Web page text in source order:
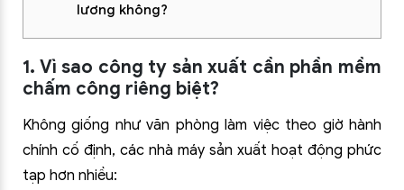
lương không?
1. Vì sao công ty sản xuất cần phần mềm
chấm công riêng biệt?
Không giống như văn phòng làm việc theo giờ hành
chính cố định, các nhà máy sản xuất hoạt động phức
tạp hơn nhiều: